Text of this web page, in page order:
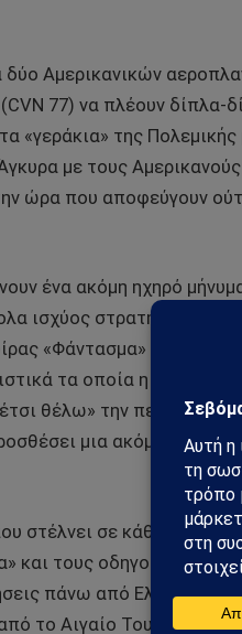
Αμερικανικών
77) να πλέουν δίπλα-
«γεράκια» της
με τους
ώρα που αποφεύγουν
ένα ακόμη ηχηρό
ισχύος στρατηγικά
«Φάντασμα» να
τα οποία η
θέλω» την περασμένη
μια ακόμη βαριά
στέλνει σε κάθε
και τους οδηγούν όπως
πάνω από Ελληνικά
το Αιγαίο Τουρκικό